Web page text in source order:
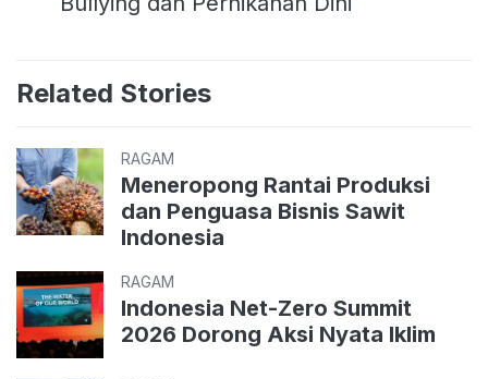
Related Stories
RAGAM
Meneropong Rantai Produksi
dan Penguasa Bisnis Sawit
Indonesia
RAGAM
Indonesia Net-Zero Summit
2026 Dorong Aksi Nyata Iklim